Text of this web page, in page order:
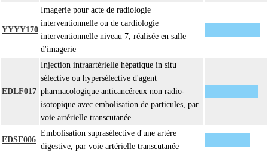
YYYY170
Imagerie pour acte de radiologie
interventionnelle ou de cardiologie
interventionnelle niveau 7, réalisée en salle
d'imagerie
EDLF017
Injection intraartérielle hépatique in situ
sélective ou hypersélective d'agent
pharmacologique anticancéreux non radio-
isotopique avec embolisation de particules, par
voie artérielle transcutanée
EDSF006
Embolisation suprasélective d'une artère
digestive, par voie artérielle transcutanée